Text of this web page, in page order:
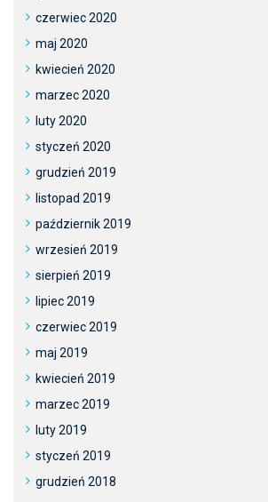
czerwiec 2020
maj 2020
kwiecień 2020
marzec 2020
luty 2020
styczeń 2020
grudzień 2019
listopad 2019
październik 2019
wrzesień 2019
sierpień 2019
lipiec 2019
czerwiec 2019
maj 2019
kwiecień 2019
marzec 2019
luty 2019
styczeń 2019
grudzień 2018